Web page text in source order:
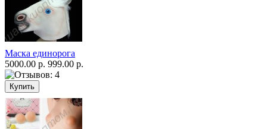
Маска единорога
5000.00 р. 999.00 р.